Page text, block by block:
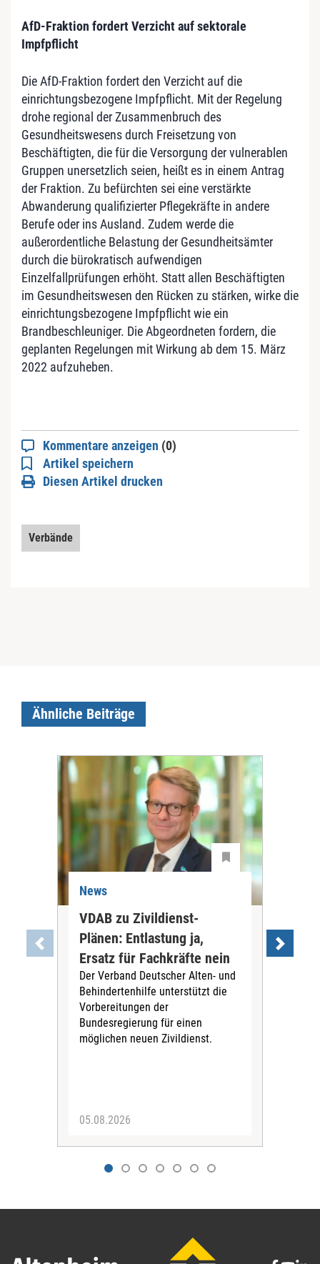
AfD-Fraktion fordert Verzicht auf sektorale
Impfpflicht
Die AfD-Fraktion fordert den Verzicht auf die
einrichtungsbezogene Impfpflicht. Mit der Regelung
drohe regional der Zusammenbruch des
Gesundheitswesens durch Freisetzung von
Beschäftigten, die für die Versorgung der vulnerablen
Gruppen unersetzlich seien, heißt es in einem Antrag
der Fraktion. Zu befürchten sei eine verstärkte
Abwanderung qualifizierter Pflegekräfte in andere
Berufe oder ins Ausland. Zudem werde die
außerordentliche Belastung der Gesundheitsämter
durch die bürokratisch aufwendigen
Einzelfallprüfungen erhöht. Statt allen Beschäftigten
im Gesundheitswesen den Rücken zu stärken, wirke die
einrichtungsbezogene Impfpflicht wie ein
Brandbeschleuniger. Die Abgeordneten fordern, die
geplanten Regelungen mit Wirkung ab dem 15. März
2022 aufzuheben.
Kommentare anzeigen (0)
Artikel speichern
Diesen Artikel drucken
Verbände
Ähnliche Beiträge
News
VDAB zu Zivildienst-
Plänen: Entlastung ja,
Ersatz für Fachkräfte nein
Der Verband Deutscher Alten- und
Behindertenhilfe unterstützt die
Vorbereitungen der
Bundesregierung für einen
möglichen neuen Zivildienst.
05.08.2026